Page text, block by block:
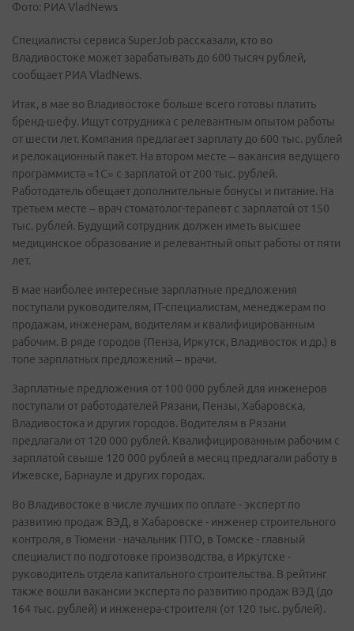
Фото: РИА VladNews
Специалисты сервиса SuperJob рассказали, кто во
Владивостоке может зарабатывать до 600 тысяч рублей,
сообщает РИА VladNews.
Итак, в мае во Владивостоке больше всего готовы платить
бренд-шефу. Ищут сотрудника с релевантным опытом работы
от шести лет. Компания предлагает зарплату до 600 тыс. рублей
и релокационный пакет. На втором месте – вакансия ведущего
программиста «1С» с зарплатой от 200 тыс. рублей.
Работодатель обещает дополнительные бонусы и питание. На
третьем месте – врач стоматолог-терапевт с зарплатой от 150
тыс. рублей. Будущий сотрудник должен иметь высшее
медицинское образование и релевантный опыт работы от пяти
лет.
В мае наиболее интересные зарплатные предложения
поступали руководителям, IT-специалистам, менеджерам по
продажам, инженерам, водителям и квалифицированным
рабочим. В ряде городов (Пенза, Иркутск, Владивосток и др.) в
топе зарплатных предложений – врачи.
Зарплатные предложения от 100 000 рублей для инженеров
поступали от работодателей Рязани, Пензы, Хабаровска,
Владивостока и других городов. Водителям в Рязани
предлагали от 120 000 рублей. Квалифицированным рабочим с
зарплатой свыше 120 000 рублей в месяц предлагали работу в
Ижевске, Барнауле и других городах.
Во Владивостоке в числе лучших по оплате - эксперт по
развитию продаж ВЭД, в Хабаровске - инженер строительного
контроля, в Тюмени - начальник ПТО, в Томске - главный
специалист по подготовке производства, в Иркутске -
руководитель отдела капитального строительства. В рейтинг
также вошли вакансии эксперта по развитию продаж ВЭД (до
164 тыс. рублей) и инженера-строителя (от 120 тыс. рублей).